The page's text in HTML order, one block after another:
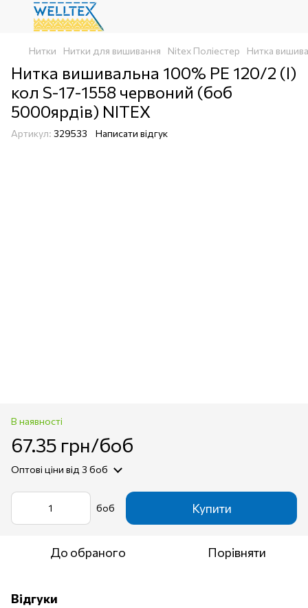
Нитки Нитки для вишивання Nitex Поліестер Нитка
Нитка вишивальна 100% РЕ 120/2 (I)
кол S-17-1558 червоний (боб
5000ярдів) NITEX
Артикул: 329533 Написати відгук
В наявності
67.35 грн/боб
Оптові ціни від 3 боб
боб Купити
До обраного Порівняти
Відгуки